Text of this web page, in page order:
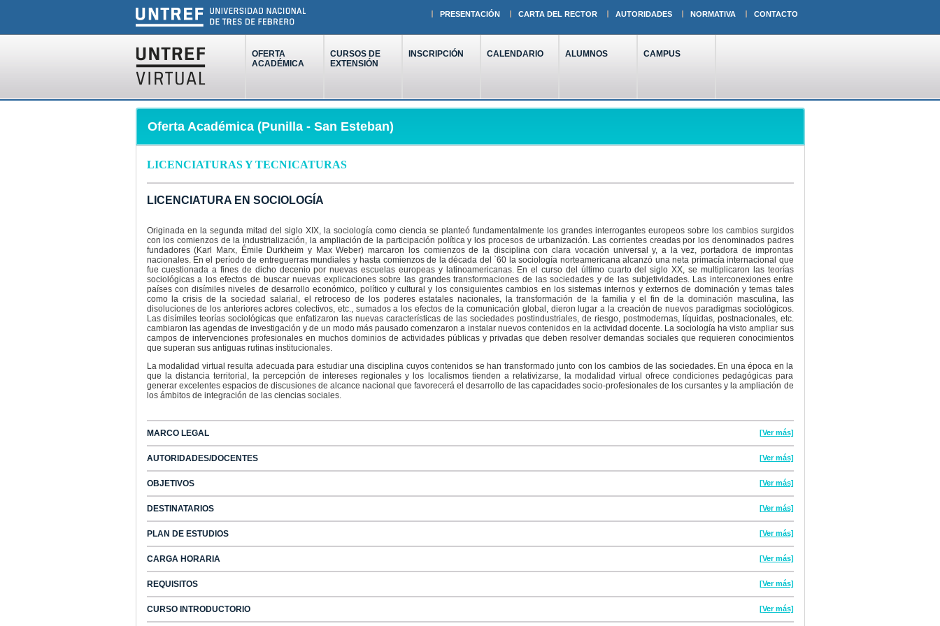
PRESENTACIÓN CARTA DEL RECTOR AUTORIDADES NORMATIVA CONTACTO
OFERTA
ACADÉMICA
CURSOS DE
EXTENSIÓN
INSCRIPCIÓN CALENDARIO ALUMNOS CAMPUS
Oferta Académica (Punilla - San Esteban)
LICENCIATURAS Y TECNICATURAS
LICENCIATURA EN SOCIOLOGÍA
Originada en la segunda mitad del siglo XIX, la sociología como ciencia se planteó fundamentalmente los grandes interrogantes europeos sobre los cambios surgidos
con los comienzos de la industrialización, la ampliación de la participación política y los procesos de urbanización. Las corrientes creadas por los denominados padres
fundadores (Karl Marx, Émile Durkheim y Max Weber) marcaron los comienzos de la disciplina con clara vocación universal y, a la vez, portadora de improntas
nacionales. En el período de entreguerras mundiales y hasta comienzos de la década del `60 la sociología norteamericana alcanzó una neta primacía internacional que
fue cuestionada a fines de dicho decenio por nuevas escuelas europeas y latinoamericanas. En el curso del último cuarto del siglo XX, se multiplicaron las teorías
sociológicas a los efectos de buscar nuevas explicaciones sobre las grandes transformaciones de las sociedades y de las subjetividades. Las interconexiones entre
países con disímiles niveles de desarrollo económico, político y cultural y los consiguientes cambios en los sistemas internos y externos de dominación y temas tales
como la crisis de la sociedad salarial, el retroceso de los poderes estatales nacionales, la transformación de la familia y el fin de la dominación masculina, las
disoluciones de los anteriores actores colectivos, etc., sumados a los efectos de la comunicación global, dieron lugar a la creación de nuevos paradigmas sociológicos.
Las disímiles teorías sociológicas que enfatizaron las nuevas características de las sociedades postindustriales, de riesgo, postmodernas, líquidas, postnacionales, etc.
cambiaron las agendas de investigación y de un modo más pausado comenzaron a instalar nuevos contenidos en la actividad docente. La sociología ha visto ampliar sus
campos de intervenciones profesionales en muchos dominios de actividades públicas y privadas que deben resolver demandas sociales que requieren conocimientos
que superan sus antiguas rutinas institucionales.
La modalidad virtual resulta adecuada para estudiar una disciplina cuyos contenidos se han transformado junto con los cambios de las sociedades. En una época en la
que la distancia territorial, la percepción de intereses regionales y los localismos tienden a relativizarse, la modalidad virtual ofrece condiciones pedagógicas para
generar excelentes espacios de discusiones de alcance nacional que favorecerá el desarrollo de las capacidades socio-profesionales de los cursantes y la ampliación de
los ámbitos de integración de las ciencias sociales.
MARCO LEGAL [Ver más]
AUTORIDADES/DOCENTES [Ver más]
OBJETIVOS [Ver más]
DESTINATARIOS [Ver más]
PLAN DE ESTUDIOS [Ver más]
CARGA HORARIA [Ver más]
REQUISITOS [Ver más]
CURSO INTRODUCTORIO [Ver más]